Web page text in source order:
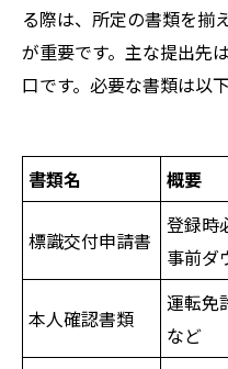
る際は、所定の書類を揃
が重要です。主な提出先
口です。必要な書類は以
書類名 概要
標識交付申請書
登録時
事前ダ
本人確認書類
運転免
など